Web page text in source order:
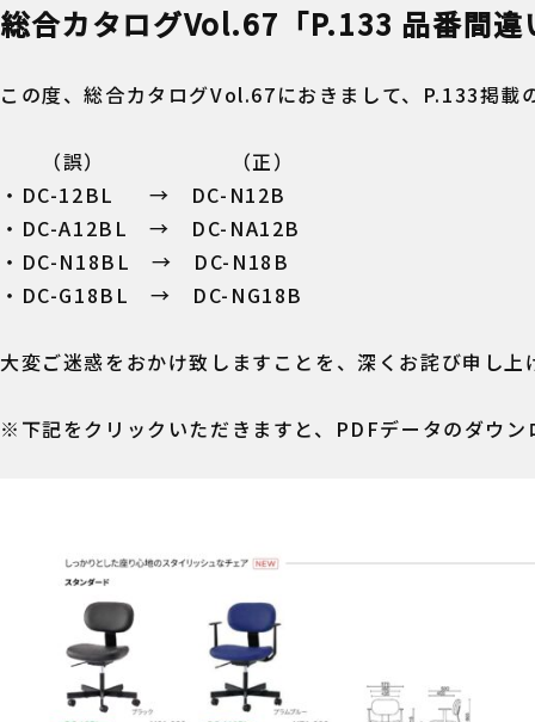
総合カタログVol.67「P.133 品番間違
この度、総合カタログVol.67におきまして、P.133掲載
（誤） （正）
・DC-12BL → DC-N12B
・DC-A12BL → DC-NA12B
・DC-N18BL → DC-N18B
・DC-G18BL → DC-NG18B
大変ご迷惑をおかけ致しますことを、深くお詫び申し上
※下記をクリックいただきますと、PDFデータのダウン